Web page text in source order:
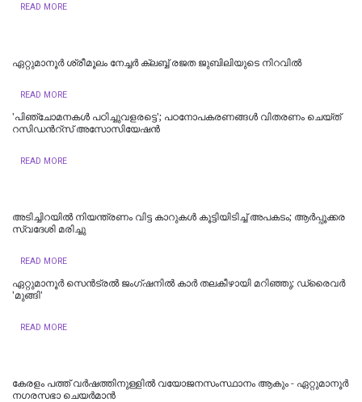
READ MORE
ഏറ്റുമാനൂർ ശ്രീമൂലം നേച്ചർ ക്ലബ്ബ് രജത ജുബിലിയുടെ നിറവിൽ
READ MORE
'പിഞ്ചോമനകള്‍ പഠിച്ചുവളരട്ടെ'; പഠനോപകരണങ്ങള്‍ വിതരണം ചെയ്ത്
റസിഡന്‍റ്സ് അസോസിയേഷന്‍
READ MORE
അടിച്ചിറയിൽ നിയന്ത്രണം വിട്ട കാറുകൾ കൂട്ടിയിടിച്ച് അപകടം; ആർപ്പൂക്കര
സ്വദേശി മരിച്ചു
READ MORE
ഏറ്റുമാനൂര്‍ സെന്‍ട്രല്‍ ജംഗ്ഷനില്‍ കാര്‍ തലകീഴായി മറിഞ്ഞു; ഡ്രൈവര്‍
'മുങ്ങി'
READ MORE
കേരളം പത്ത് വർഷത്തിനുള്ളിൽ വയോജനസംസ്ഥാനം ആകും - ഏറ്റുമാനൂർ
നഗരസഭാ ചെയർമാൻ